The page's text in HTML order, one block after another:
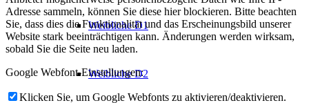
Weibliche D1
Weibliche D2
Adresse sammeln, können Sie diese hier blockieren. Bitte beachten
Sie, dass dies die Funktionalität und das Erscheinungsbild unserer
Website stark beeinträchtigen kann. Änderungen werden wirksam,
sobald Sie die Seite neu laden.
Google Webfont-Einstellungen:
Klicken Sie, um Google Webfonts zu aktivieren/deaktivieren.